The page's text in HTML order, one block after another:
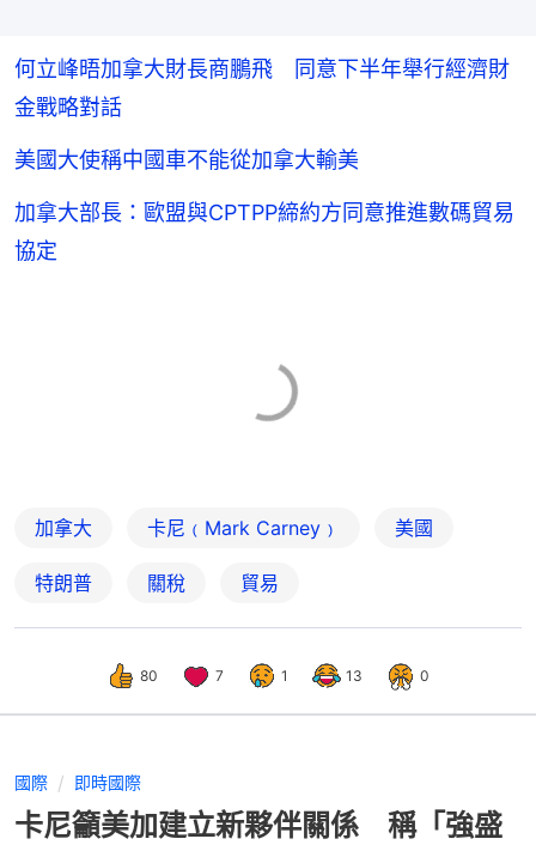
何立峰晤加拿大財長商鵬飛 同意下半年舉行經濟財
金戰略對話
美國大使稱中國車不能從加拿大輸美
加拿大部長：歐盟與CPTPP締約方同意推進數碼貿易
協定
加拿大 卡尼﹙Mark Carney﹚ 美國
特朗普 關稅 貿易
80 7 1 13 0
國際 即時國際
卡尼籲美加建立新夥伴關係 稱「強盛